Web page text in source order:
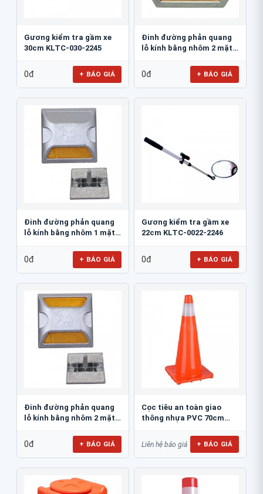
Gương kiểm tra gầm xe
30cm KLTC-030-2245
0đ + BÁO GIÁ
Đinh đường phản quang
lỗ kính bằng nhôm 2 mặt
0đ + BÁO GIÁ
Đinh đường phản quang
lỗ kính bằng nhôm 1 mặt
0đ + BÁO GIÁ
Gương kiểm tra gầm xe
22cm KLTC-0022-2246
0đ + BÁO GIÁ
Đinh đường phản quang
lỗ kính bằng nhôm 2 mặt
0đ + BÁO GIÁ
Cọc tiêu an toàn giao
thông nhựa PVC 70cm
Liên hệ báo giá + BÁO GIÁ